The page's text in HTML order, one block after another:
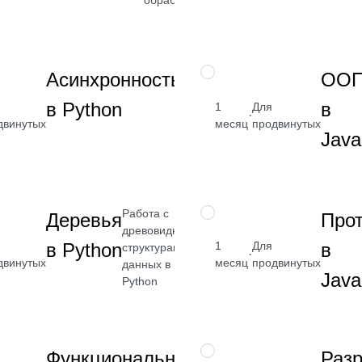
Асинхронность
в Python
Научитесь
архитектуру
асинхронных
₽
Посмотреть
НАВЫК
1
месяц
·
Для
продвинутых
в
Java
Деревья
в Python
Работа с
древовидными
структурами
данных в
Python
НАВЫК
1
месяц
·
Для
продвинутых
в
НАВЫК